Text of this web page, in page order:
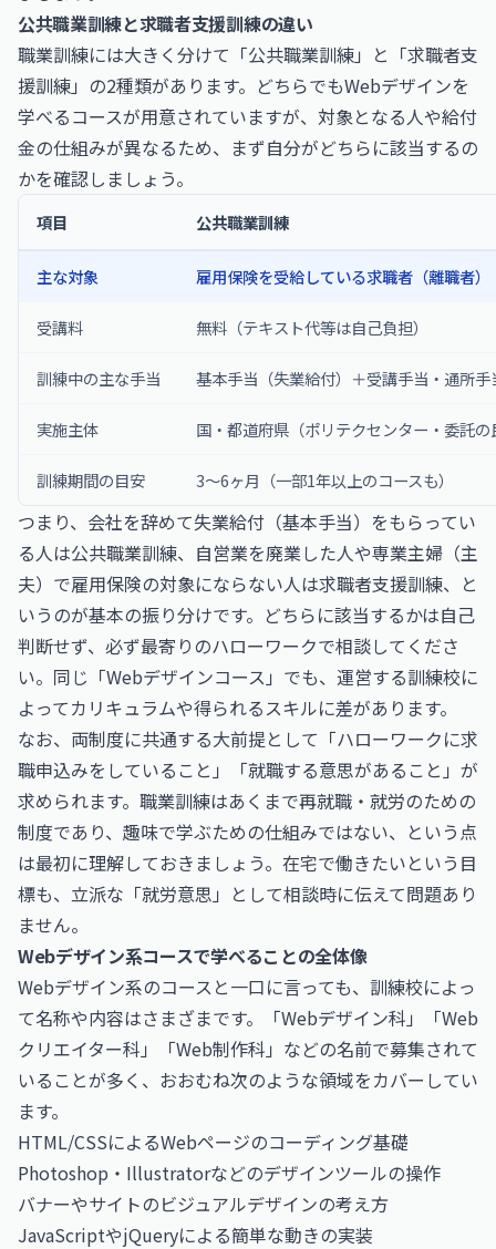
公共職業訓練と求職者支援訓練の違い
職業訓練には大きく分けて「公共職業訓練」と「求職者支
援訓練」の2種類があります。どちらでもWebデザインを
学べるコースが用意されていますが、対象となる人や給付
金の仕組みが異なるため、まず自分がどちらに該当するの
かを確認しましょう。
項目 公共職業訓練
主な対象 雇用保険を受給している求職者（離職者）
受講料 無料（テキスト代等は自己負担）
訓練中の主な手当 基本手当（失業給付）＋受講手当・通所手
実施主体 国・都道府県（ポリテクセンター・委託
訓練期間の目安 3〜6ヶ月（一部1年以上のコースも）
つまり、会社を辞めて失業給付（基本手当）をもらってい
る人は公共職業訓練、自営業を廃業した人や専業主婦（主
夫）で雇用保険の対象にならない人は求職者支援訓練、と
いうのが基本の振り分けです。どちらに該当するかは自己
判断せず、必ず最寄りのハローワークで相談してくださ
い。同じ「Webデザインコース」でも、運営する訓練校に
よってカリキュラムや得られるスキルに差があります。
なお、両制度に共通する大前提として「ハローワークに求
職申込みをしていること」「就職する意思があること」が
求められます。職業訓練はあくまで再就職・就労のための
制度であり、趣味で学ぶための仕組みではない、という点
は最初に理解しておきましょう。在宅で働きたいという目
標も、立派な「就労意思」として相談時に伝えて問題あり
ません。
Webデザイン系コースで学べることの全体像
Webデザイン系のコースと一口に言っても、訓練校によっ
て名称や内容はさまざまです。「Webデザイン科」「Web
クリエイター科」「Web制作科」などの名前で募集されて
いることが多く、おおむね次のような領域をカバーしてい
ます。
HTML/CSSによるWebページのコーディング基礎
Photoshop・Illustratorなどのデザインツールの操作
バナーやサイトのビジュアルデザインの考え方
JavaScriptやjQueryによる簡単な動きの実装